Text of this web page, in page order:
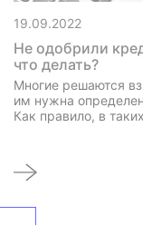
19.09.2022
Не одобрили
что делать?
Многие решаются
им нужна
Как правило, в